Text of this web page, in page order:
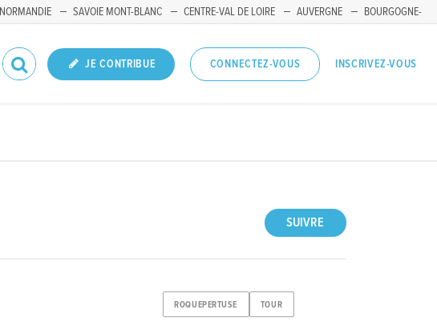
NORMANDIE SAVOIE MONT-BLANC CENTRE-VAL DE LOIRE AUVERGNE
BOURGOGNE-
JE CONTRIBUE CONNECTEZ-VOUS INSCRIVEZ-VOUS
SUIVRE
ROQUEPERTUSE TOUR